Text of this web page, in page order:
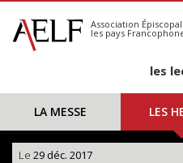
S'abonner
Calendrier
Association
les pays
les
LA MESSE LES
Le 29 déc. 2017